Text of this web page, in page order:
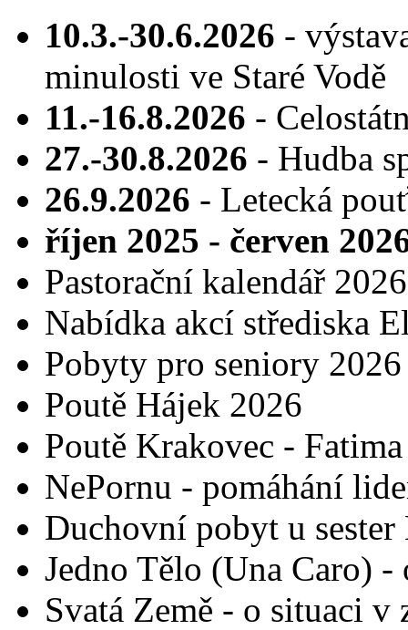
10.3.-30.6.2026 -
minulosti ve Staré Vodě
11.-16.8.2026 -
27.-30.8.2026 - Hudba
26.9.2026 - Letecká
říjen 2025 - červen
Pastorační kalendář 2026
Nabídka akcí střediska
Pobyty pro seniory 2026
Poutě Hájek 2026
Poutě Krakovec -
NePornu - pomáhání
Duchovní pobyt u
Jedno Tělo (Una Caro)
Svatá Země - o situaci v